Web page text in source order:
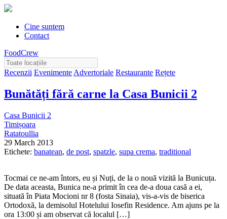
Cine suntem
Contact
FoodCrew
Recenzii Evenimente Advertoriale Restaurante Rețete
Bunătăți fără carne la Casa Bunicii 2
Casa Bunicii 2
Timișoara
Ratatoullia
29 March 2013
Etichete: banatean, de post, spatzle, supa crema, traditional
Tocmai ce ne-am întors, eu și Nuți, de la o nouă vizită la Bunicuța.
De data aceasta, Bunica ne-a primit în cea de-a doua casă a ei,
situată în Piata Mocioni nr 8 (fosta Sinaia), vis-a-vis de biserica
Ortodoxă, la demisolul Hotelului Iosefin Residence. Am ajuns pe la
ora 13:00 și am observat că localul […]